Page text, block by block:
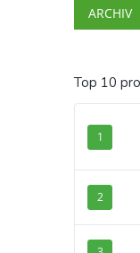
ARCHIV
Top 10